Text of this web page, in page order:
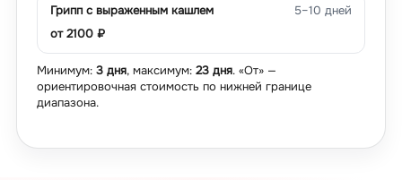
Грипп с выраженным кашлем
5–10 дней
от2100 ₽
Минимум: 3 дня, максимум: 23 дня. «От» —
ориентировочная стоимость по нижней границе
диапазона.